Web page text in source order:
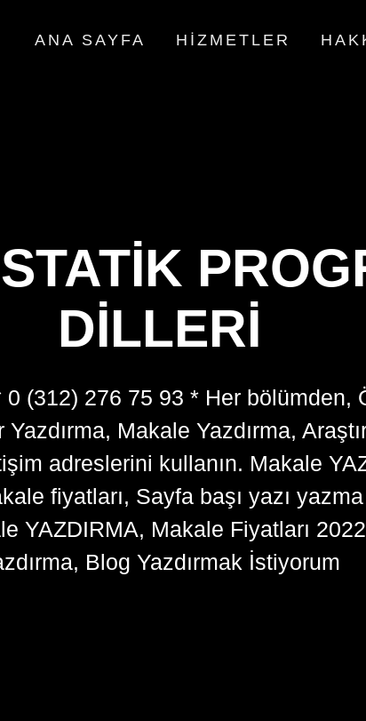
ANA SAYFA HIZMETLER
STATIK
DILLERI
(312) 276 75 93 * Her bölümden,
Makale Yazdırma,
adreslerini kullanın. Makale
fiyatları, Sayfa başı yazı
YAZDIRMA, Makale Fiyatları
Blog Yazdırmak İstiyorum